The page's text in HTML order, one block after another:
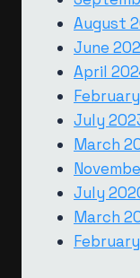
August
June
April
July
March
July
March